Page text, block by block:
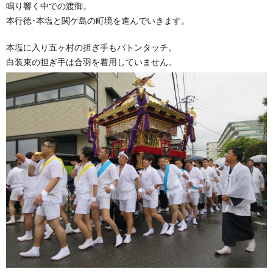
鳴り響く中での渡御。
本行徳･本塩と関ケ島の町境を進んでいきます。
本塩に入り五ヶ村の担ぎ手もバトンタッチ。
白装束の担ぎ手は合羽を着用していません。